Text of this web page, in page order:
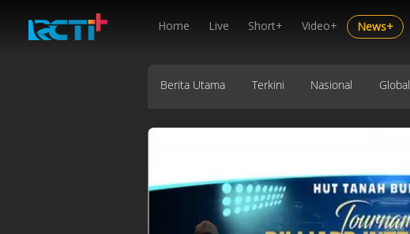
Home Live Short+ Video+ News+
Berita Utama Terkini Nasional Global